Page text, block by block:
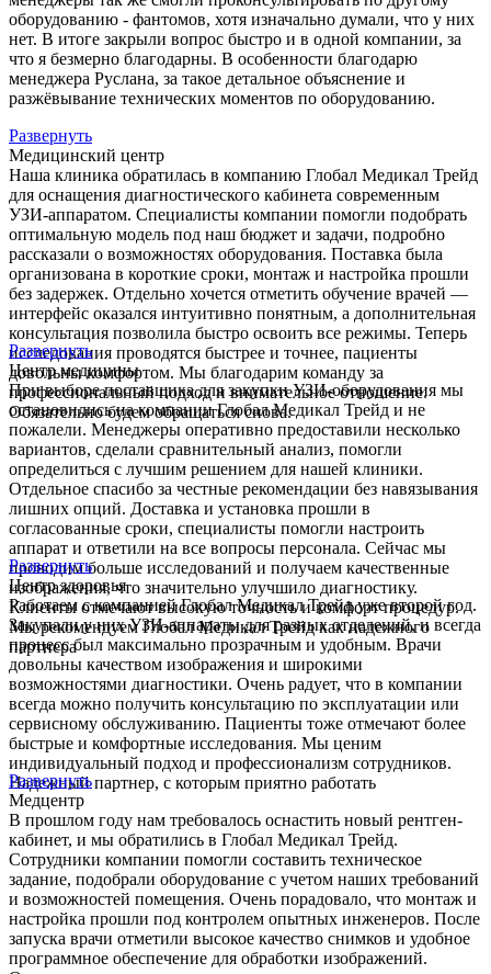
оборудованию - фантомов, хотя изначально думали, что у них
нет. В итоге закрыли вопрос быстро и в одной компании, за
что я безмерно благодарны. В особенности благодарю
менеджера Руслана, за такое детальное объяснение и
разжёвывание технических моментов по оборудованию.
Развернуть
Медицинский центр
Наша клиника обратилась в компанию Глобал Медикал Трейд
для оснащения диагностического кабинета современным
УЗИ-аппаратом. Специалисты компании помогли подобрать
оптимальную модель под наш бюджет и задачи, подробно
рассказали о возможностях оборудования. Поставка была
организована в короткие сроки, монтаж и настройка прошли
без задержек. Отдельно хочется отметить обучение врачей —
интерфейс оказался интуитивно понятным, а дополнительная
консультация позволила быстро освоить все режимы. Теперь
исследования проводятся быстрее и точнее, пациенты
довольны комфортом. Мы благодарим команду за
профессиональный подход и внимательное отношение.
Обязательно будем обращаться снова.
Развернуть
Центр медицины
При выборе поставщика для закупки УЗИ-оборудования мы
остановились на компании Глобал Медикал Трейд и не
пожалели. Менеджеры оперативно предоставили несколько
вариантов, сделали сравнительный анализ, помогли
определиться с лучшим решением для нашей клиники.
Отдельное спасибо за честные рекомендации без навязывания
лишних опций. Доставка и установка прошли в
согласованные сроки, специалисты помогли настроить
аппарат и ответили на все вопросы персонала. Сейчас мы
проводим больше исследований и получаем качественные
изображения, что значительно улучшило диагностику.
Клиенты отмечают высокую точность и комфорт процедур.
Мы рекомендуем Глобал Медикал Трейд как надежного
партнера
Развернуть
Центр здоровья
Работаем с компанией Глобал Медикал Трейд уже второй год.
Закупали у них УЗИ-аппараты для разных отделений, и всегда
процесс был максимально прозрачным и удобным. Врачи
довольны качеством изображения и широкими
возможностями диагностики. Очень радует, что в компании
всегда можно получить консультацию по эксплуатации или
сервисному обслуживанию. Пациенты тоже отмечают более
быстрые и комфортные исследования. Мы ценим
индивидуальный подход и профессионализм сотрудников.
Надежный партнер, с которым приятно работать
Развернуть
Медцентр
В прошлом году нам требовалось оснастить новый рентген-
кабинет, и мы обратились в Глобал Медикал Трейд.
Сотрудники компании помогли составить техническое
задание, подобрали оборудование с учетом наших требований
и возможностей помещения. Очень порадовало, что монтаж и
настройка прошли под контролем опытных инженеров. После
запуска врачи отметили высокое качество снимков и удобное
программное обеспечение для обработки изображений.